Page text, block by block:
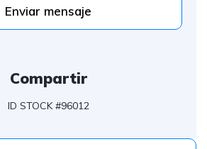
Enviar mensaje
Compartir
ID STOCK #96012